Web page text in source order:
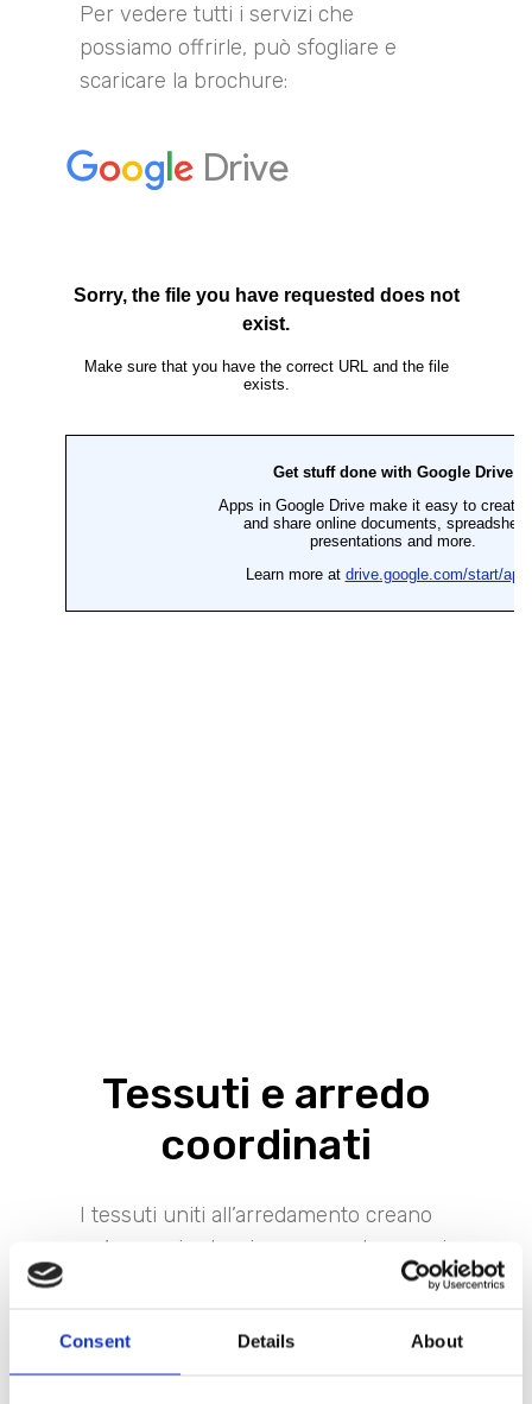
Consent Details About
Per vedere tutti i servizi che
possiamo offrirle, può sfogliare e
scaricare la brochure:
Tessuti e arredo
coordinati
I tessuti uniti all’arredamento creano
un’ armonia che riesce a rendere ogni
Lo stile unico impressiona, stupisce e
entra subito nei cuori dei clienti.